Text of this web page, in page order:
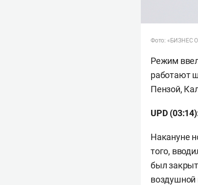
Фото: «БИЗНЕС
Режим
работают
Пензой,
UPD
Накануне
того,
был
воздушной